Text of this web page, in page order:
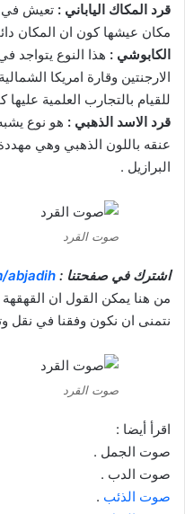
قرد المكاك الياباني : تعيش في
مكان عيشها كون ان المكان
الكابوشي : هذا النوع يتواجد
الارجنتين وقارة امريكا
للقيام بالتجارب العلمية عليها
قرد الاسد الذهبي : هو نوع
عنقه باللون الذهبي وهي
البرازيل .
صوت القرد
اشترك في صفحتنا : abjadih
من هنا يمكن القول ان
نتمنى ان نكون وفقنا في
صوت القرد
اقرأ أيضا :
صوت الجمل .
صوت الدب .
صوت الذئب .